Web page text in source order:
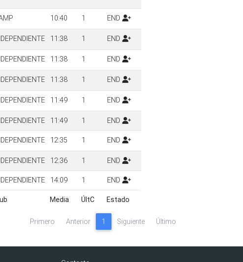
Media ÚltC Estado
10:40 1 END
11:38 1 END
11:38 1 END
11:38 1 END
11:49 1 END
11:49 1 END
12:35 1 END
12:36 1 END
14:09 1 END
Media ÚltC Estado
Primero Anterior 1 Siguiente Último